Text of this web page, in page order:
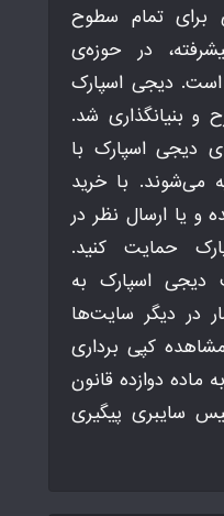
برای تمام سطوح
در حوزه‌ی
است. دیجی اسپارک
و بنیانگذاری شد.
دیجی اسپارک با
می‌شوند. با خرید
و یا ارسال نظر در
حمایت کنید.
دیجی اسپارک به
در دیگر سایت‌ها
کپی برداری
ماده دوازده قانون
سایبری پیگیری